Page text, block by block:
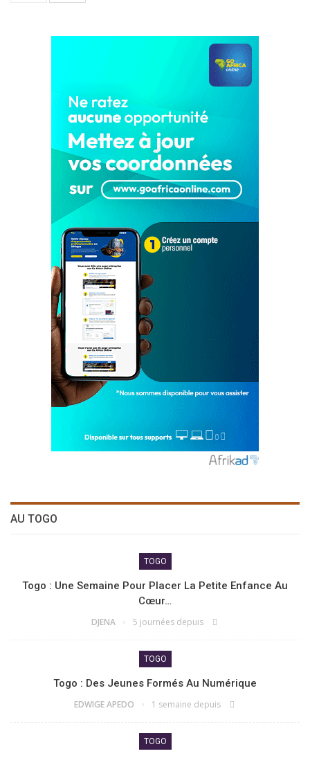
AU TOGO
TOGO
Togo : Une Semaine Pour Placer La Petite Enfance Au
Cœur…
DJENA 5 journées depuis
TOGO
Togo : Des Jeunes Formés Au Numérique
EDWIGE APEDO 1 semaine depuis
TOGO